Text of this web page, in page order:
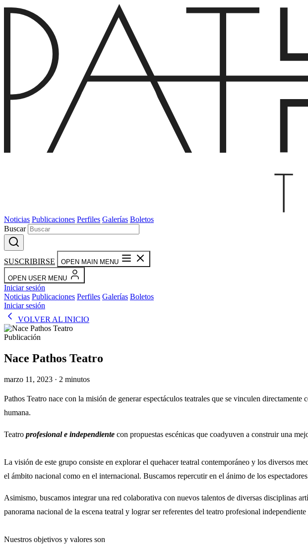
Noticias Publicaciones Perfiles Galerías Boletos
Buscar
SUSCRIBIRSE OPEN MAIN MENU
OPEN USER MENU
Iniciar sesión
Noticias Publicaciones Perfiles Galerías Boletos
Iniciar sesión
VOLVER AL INICIO
Publicación
Nace Pathos Teatro
marzo 11, 2023 · 2 minutos
Pathos Teatro nace con la misión de generar espectáculos teatrales que se vinculen directamente
humana.
Teatro profesional e independiente con propuestas escénicas que coadyuven a construir una
La visión de este grupo consiste en explorar el quehacer teatral contemporáneo y los diversos
el ámbito nacional como en el internacional. Buscamos repercutir en el ánimo de los
Asimismo, buscamos integrar una red colaborativa con nuevos talentos de diversas disciplinas
panorama nacional de la escena teatral y lograr ser referentes del teatro profesional
Nuestros objetivos y valores son